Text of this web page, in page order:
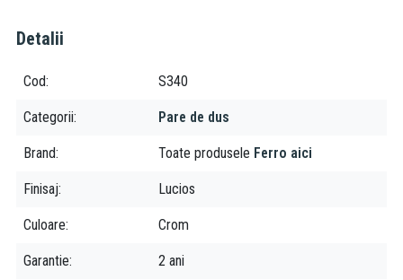
Detalii
Cod S340
Categorii Pare de dus
Brand Toate produsele Ferro aici
Finisaj Lucios
Culoare Crom
Garantie 2 ani